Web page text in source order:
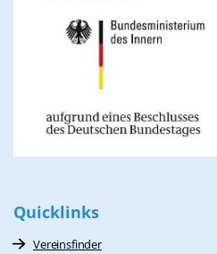
Quicklinks
Vereinsfinder